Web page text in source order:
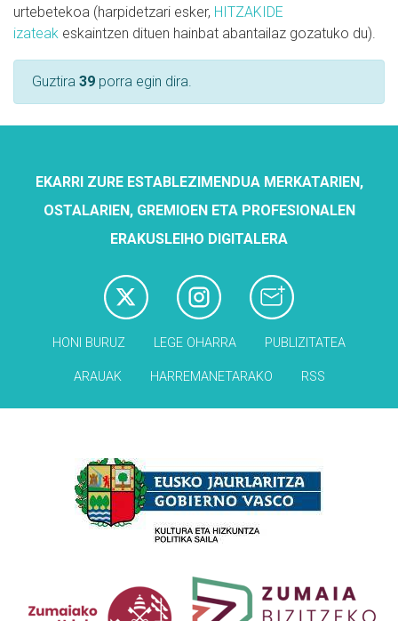
urtebetekoa (harpidetzari esker, HITZAKIDE
izateak eskaintzen dituen hainbat abantailaz gozatuko du).
Guztira 39 porra egin dira.
EKARRI ZURE ESTABLEZIMENDUA MERKATARIEN,
OSTALARIEN, GREMIOEN ETA PROFESIONALEN
ERAKUSLEIHO DIGITALERA
HONI BURUZ LEGE OHARRA PUBLIZITATEA
ARAUAK HARREMANETARAKO RSS